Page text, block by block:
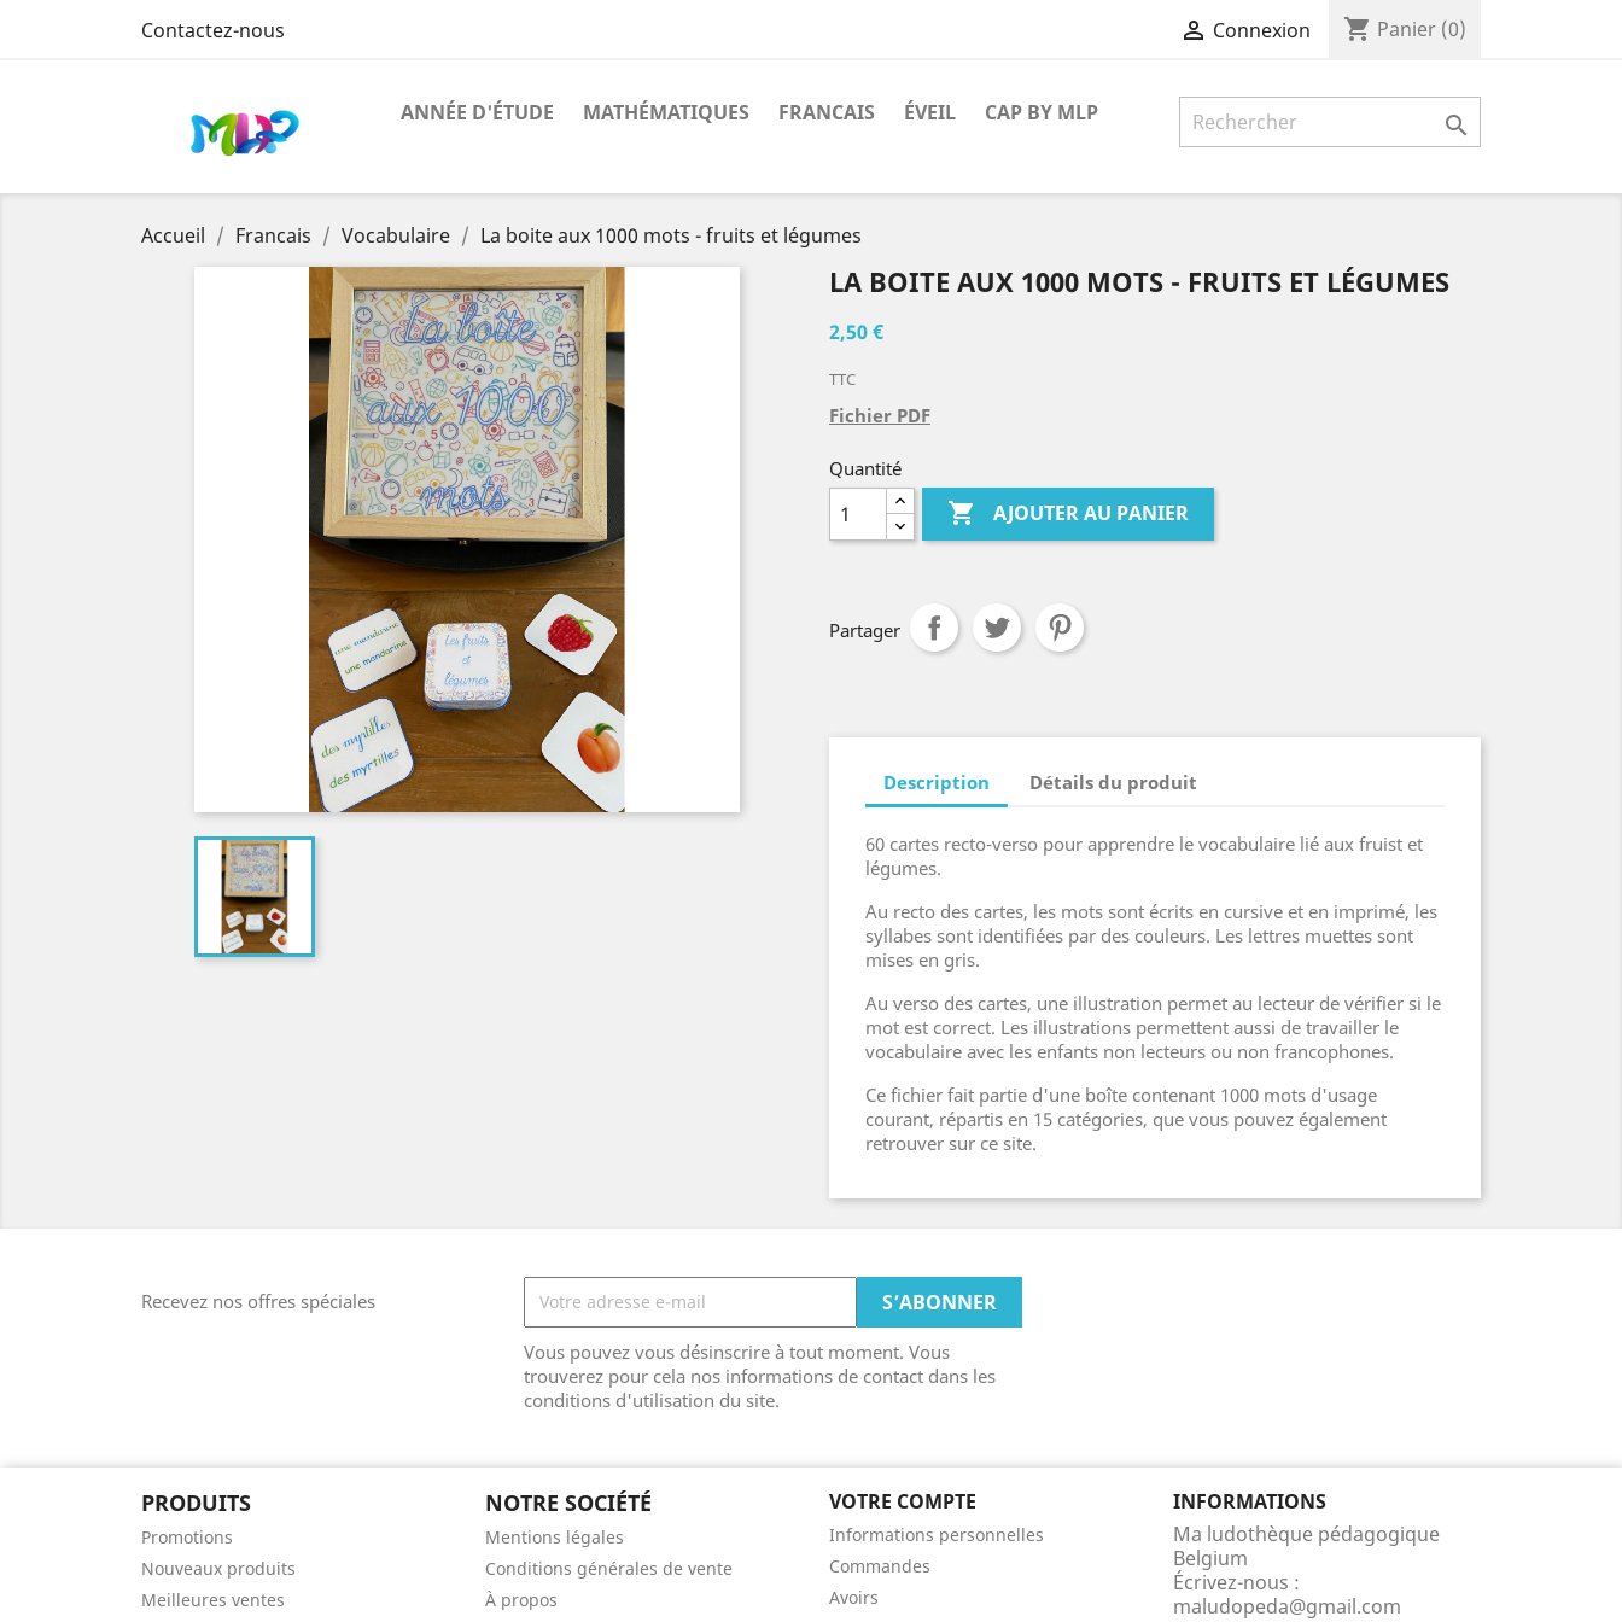
Contactez-nous  Connexion shopping_cart Panier (0)
ANNÉE D'ÉTUDE MATHÉMATIQUES FRANCAIS ÉVEIL CAP BY MLP 
Accueil Francais Vocabulaire La boite aux 1000 mots - fruits et légumes
LA BOITE AUX 1000 MOTS - FRUITS ET LÉGUMES
2,50 €
TTC
Fichier PDF
Quantité
 AJOUTER AU PANIER
Partager
Description Détails du produit
60 cartes recto-verso pour apprendre le vocabulaire lié aux fruist et
légumes.
Au recto des cartes, les mots sont écrits en cursive et en imprimé, les
syllabes sont identifiées par des couleurs. Les lettres muettes sont
mises en gris.
Au verso des cartes, une illustration permet au lecteur de vérifier si le
mot est correct. Les illustrations permettent aussi de travailler le
vocabulaire avec les enfants non lecteurs ou non francophones.
Ce fichier fait partie d'une boîte contenant 1000 mots d'usage
courant, répartis en 15 catégories, que vous pouvez également
retrouver sur ce site.
Recevez nos offres spéciales
Vous pouvez vous désinscrire à tout moment. Vous
trouverez pour cela nos informations de contact dans les
conditions d'utilisation du site.
PRODUITS
Promotions
Nouveaux produits
Meilleures ventes
NOTRE SOCIÉTÉ
Mentions légales
Conditions générales de vente
À propos
VOTRE COMPTE
Informations personnelles
Commandes
Avoirs
INFORMATIONS
Ma ludothèque pédagogique
Belgium
Écrivez-nous :
maludopeda@gmail.com